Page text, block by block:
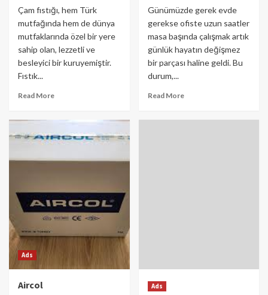
Çam fıstığı, hem Türk
mutfağında hem de dünya
mutfaklarında özel bir yere
sahip olan, lezzetli ve
besleyici bir kuruyemiştir.
Fıstık...
Read More
Günümüzde gerek evde
gerekse ofiste uzun saatler
masa başında çalışmak artık
günlük hayatın değişmez
bir parçası haline geldi. Bu
durum,...
Read More
Ads
Aircol Ads